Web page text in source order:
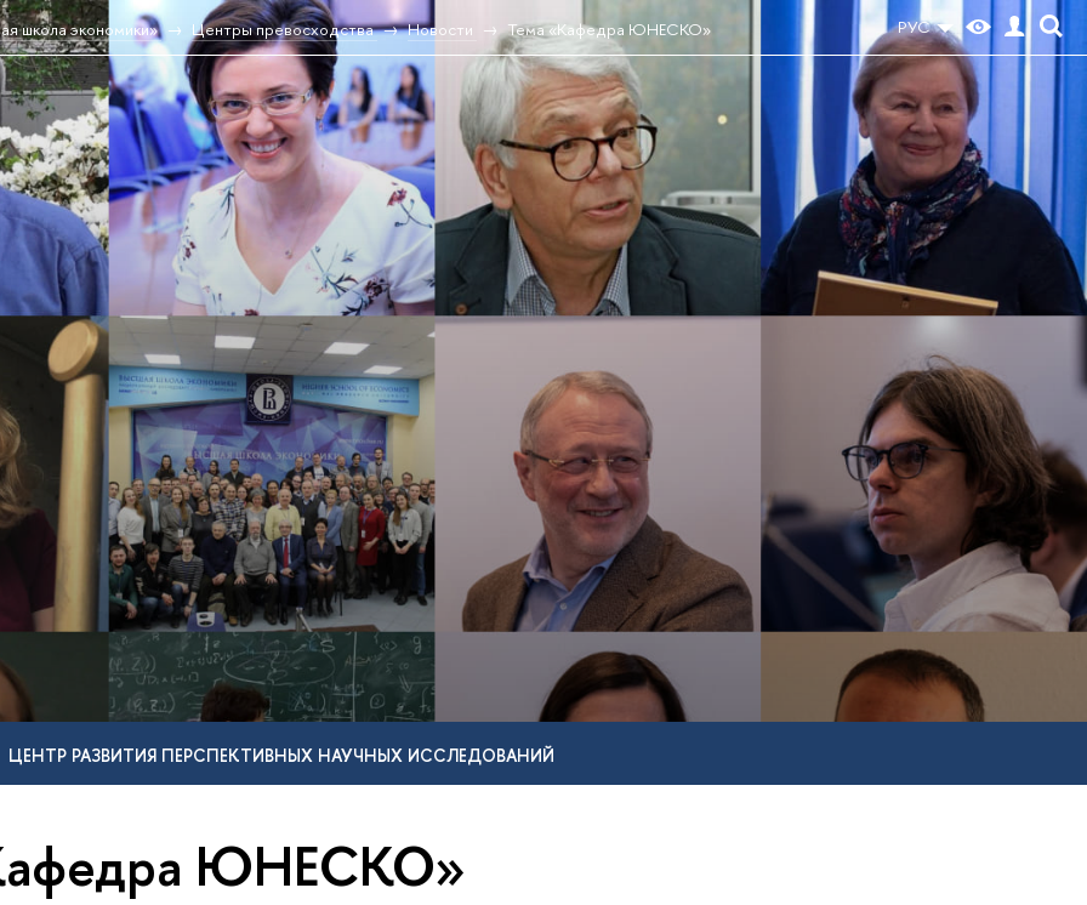
РУС
школа экономики» Центры превосходства Новости Тема «Кафедра ЮНЕСКО»
ЦЕНТР РАЗВИТИЯ ПЕРСПЕКТИВНЫХ НАУЧНЫХ ИССЛЕДОВАНИЙ
ЮНЕСКО»